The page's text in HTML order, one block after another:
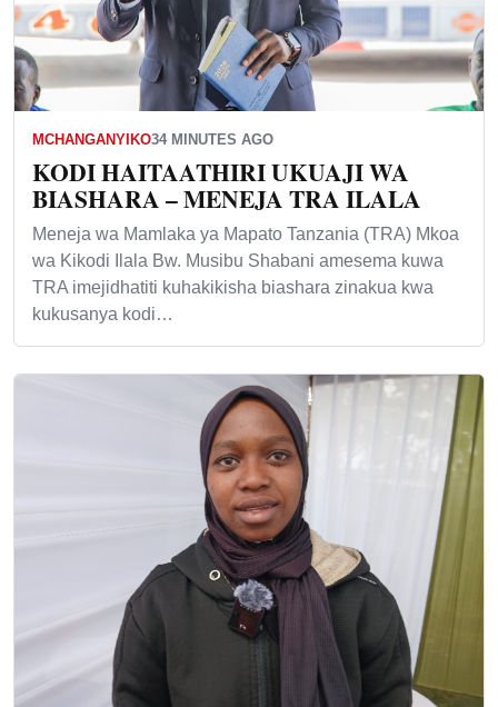
MCHANGANYIKO34 MINUTES AGO
KODI HAITAATHIRI UKUAJI WA
BIASHARA – MENEJA TRA ILALA
Meneja wa Mamlaka ya Mapato Tanzania (TRA) Mkoa
wa Kikodi Ilala Bw. Musibu Shabani amesema kuwa
TRA imejidhatiti kuhakikisha biashara zinakua kwa
kukusanya kodi…